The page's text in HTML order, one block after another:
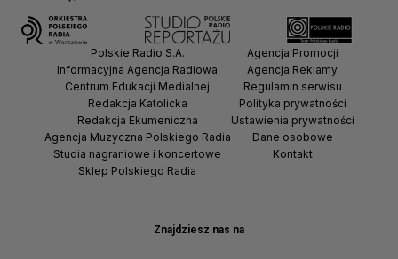
Znajdziesz nas na
Polskie Radio S.A.
Informacyjna Agencja Radiowa
Centrum Edukacji Medialnej
Redakcja Katolicka
Redakcja Ekumeniczna
Agencja Muzyczna Polskiego Radia
Studia nagraniowe i koncertowe
Sklep Polskiego Radia
Agencja Promocji
Agencja Reklamy
Regulamin serwisu
Polityka prywatności
Ustawienia prywatności
Dane osobowe
Kontakt